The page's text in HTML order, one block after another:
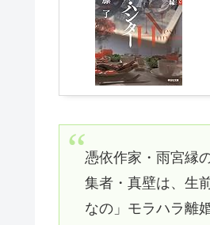
憑依作家・雨宮縁
集者・真壁は、生
なの」モラハラ離